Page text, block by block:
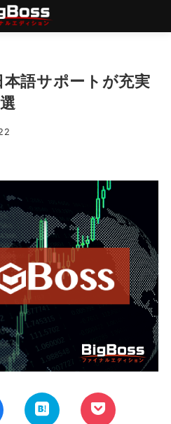
語サポートが充実